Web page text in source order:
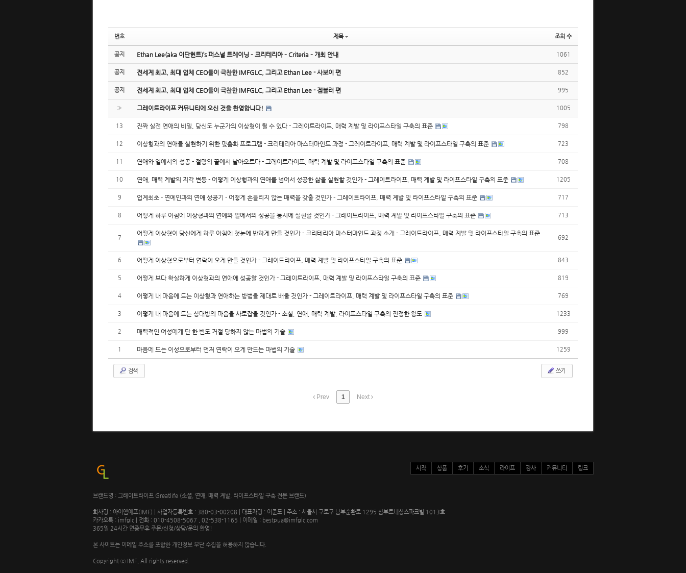
번호 제목 조회 수
공지 Ethan Lee(aka 이단헌트)’s 퍼스널 트레이닝 – 크리테리아 – Criteria – 개최 안내 1061
공지 전세계 최고, 최대 업체 CEO들이 극찬한 IMFGLC, 그리고 Ethan Lee - 사보이 편 852
공지 전세계 최고, 최대 업체 CEO들이 극찬한 IMFGLC, 그리고 Ethan Lee - 겜블러 편 995
» 그레이트라이프 커뮤니티에 오신 것을 환영합니다! 1005
13 진짜 실전 연애의 비밀, 당신도 누군가의 이상형이 될 수 있다 - 그레이트라이프, 매력 계발 및 라이프스타일 구축의 표준 798
12 이상형과의 연애를 실현하기 위한 맞춤화 프로그램 - 크리테리아 마스터마인드 과정 - 그레이트라이프, 매력 계발 및 라이프스타일 구축의 표준 723
11 연애와 일에서의 성공 - 절망의 끝에서 날아오르다 - 그레이트라이프, 매력 계발 및 라이프스타일 구축의 표준 708
10 연애, 매력 계발의 지각 변동 - 어떻게 이상형과의 연애를 넘어서 성공한 삶을 실현할 것인가 - 그레이트라이프, 매력 계발 및 라이프스타일 구축의 표준 1205
9 업계최초 - 연예인과의 연애 성공기 - 어떻게 흔들리지 않는 매력을 갖출 것인가 - 그레이트라이프, 매력 계발 및 라이프스타일 구축의 표준 717
8 어떻게 하루 아침에 이상형과의 연애와 일에서의 성공을 동시에 실현할 것인가 - 그레이트라이프, 매력 계발 및 라이프스타일 구축의 표준 713
7
어떻게 이상형이 당신에게 하루 아침에 첫눈에 반하게 만들 것인가 - 크리테리아 마스터마인드 과정 소개 - 그레이트라이프, 매력 계발 및 라이프스타일 구축의 표준
692
6 어떻게 이상형으로부터 연락이 오게 만들 것인가 - 그레이트라이프, 매력 계발 및 라이프스타일 구축의 표준 843
5 어떻게 보다 확실하게 이상형과의 연애에 성공할 것인가 - 그레이트라이프, 매력 계발 및 라이프스타일 구축의 표준 819
4 어떻게 내 마음에 드는 이상형과 연애하는 방법을 제대로 배울 것인가 - 그레이트라이프, 매력 계발 및 라이프스타일 구축의 표준 769
3 어떻게 내 마음에 드는 상대방의 마음을 사로잡을 것인가 - 소셜, 연애, 매력 계발, 라이프스타일 구축의 진정한 왕도 1233
2 매력적인 여성에게 단 한 번도 거절 당하지 않는 마법의 기술 999
1 마음에 드는 이성으로부터 먼저 연락이 오게 만드는 마법의 기술 1259
검색 쓰기
Prev 1 Next
시작 상품 후기 소식 라이프 강사 커뮤니티 링크
브랜드명 : 그레이트라이프 Greatlife (소셜, 연애, 매력 계발, 라이프스타일 구축 전문 브랜드)
회사명 : 아이엠에프(IMF) | 사업자등록번호 : 380-03-00208 | 대표자명 : 이준도 | 주소 : 서울시 구로구 남부순환로 1295 삼부르네상스파크빌 1013호
카카오톡 : imfglc | 전화 : 010-4508-5067 , 02-538-1165 | 이메일 : bestpua@imfglc.com
365일 24시간 연중무휴 주문/신청/상담/문의 환영!
본 사이트는 이메일 주소를 포함한 개인정보 무단 수집을 허용하지 않습니다.
Copyright ⓒ IMF, All rights reserved.